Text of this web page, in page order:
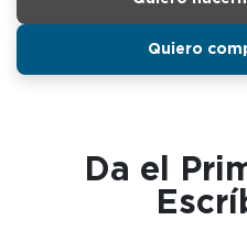
Quiero
Da el